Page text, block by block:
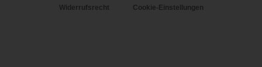
Widerrufsrecht Cookie-Einstellungen